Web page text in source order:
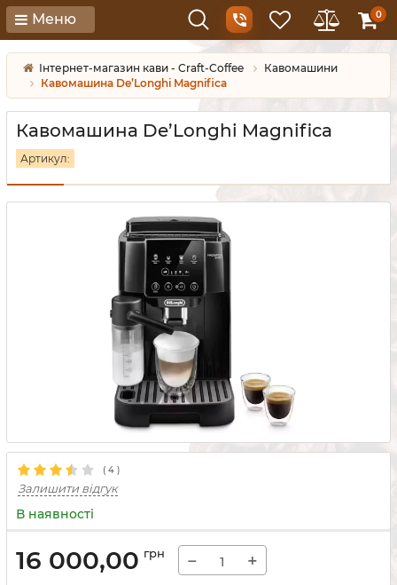
Меню 0
Інтернет-магазин кави - Craft-Coffee
Кавомашини
Кавомашина De’Longhi Magnifica
Кавомашина De’Longhi Magnifica
Артикул:
( 4 )
Залишити відгук
В наявності
16 000,00 грн − +